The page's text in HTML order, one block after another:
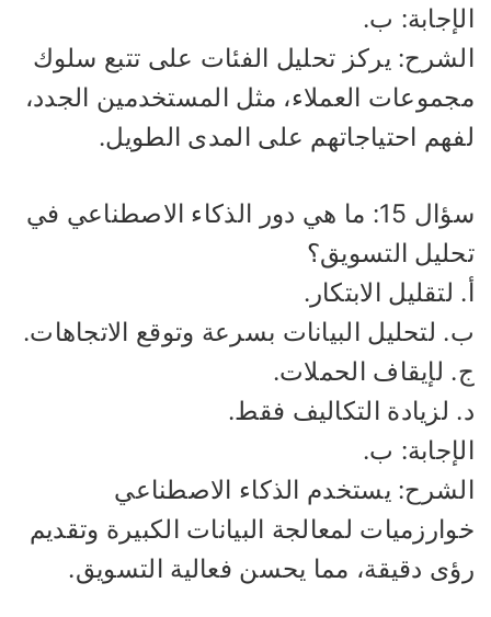
ب.
يركز تحليل الفئات على تتبع سلوك
العملاء، مثل المستخدمين الجدد،
احتياجاتهم على المدى الطويل.
سؤال 15: ما هي دور الذكاء الاصطناعي في
التسويق؟
لتقليل الابتكار.
لتحليل البيانات بسرعة وتوقع الاتجاهات.
لإيقاف الحملات.
لزيادة التكاليف فقط.
ب.
يستخدم الذكاء الاصطناعي
لمعالجة البيانات الكبيرة وتقديم
دقيقة، مما يحسن فعالية التسويق.